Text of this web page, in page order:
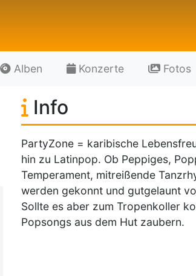
Alben Konzerte Fotos
Info
PartyZone = karibische
hin zu Latinpop. Ob Peppiges,
Temperament, mitreißende
werden gekonnt und gutgelaunt
Sollte es aber zum Tropenkoller
Popsongs aus dem Hut zaubern.